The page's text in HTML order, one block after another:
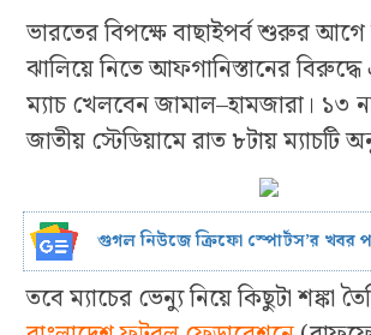
ভারতের বিপক্ষে বাছাইপর্ব শুরুর
ঝালিয়ে নিতে আফগানিস্তানের
ম্যাচ খেলবেন জামাল–হামজারা। ১৩
জাতীয় স্টেডিয়ামে রাত ৮টায় ম্যাচটি
গুগল নিউজে ক্রিফো স্পোর্টস’র
তবে ম্যাচের ভেন্যু নিয়ে কিছুটা শঙ্কা